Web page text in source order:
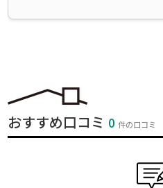
おすすめ口コミ 0件の口コミ